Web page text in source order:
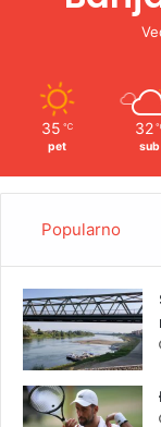
35 ℃
pet
32
sub
Popularno